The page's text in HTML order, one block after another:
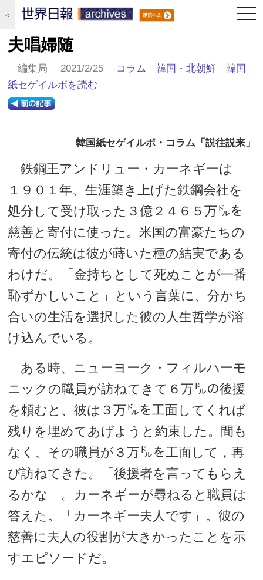
＜
夫唱婦随
編集局 2021/2/25 コラム ｜韓国・北朝鮮 ｜韓国
紙セゲイルボを読む
韓国紙セゲイルボ・コラム「説往説来」
鉄鋼王アンドリュー・カーネギーは
１９０１年、生涯築き上げた鉄鋼会社を
処分して受け取った３億２４６５万㌦を
慈善と寄付に使った。米国の富豪たちの
寄付の伝統は彼が蒔いた種の結実である
わけだ。「金持ちとして死ぬことが一番
恥ずかしいこと」という言葉に、分かち
合いの生活を選択した彼の人生哲学が溶
け込んでいる。
ある時、ニューヨーク・フィルハーモ
ニックの職員が訪ねてきて６万㌦の後援
を頼むと、彼は３万㌦を工面してくれば
残りを埋めてあげようと約束した。間も
なく、その職員が３万㌦を工面して，再
び訪ねてきた。「後援者を言ってもらえ
るかな」。カーネギーが尋ねると職員は
答えた。「カーネギー夫人です」。彼の
慈善に夫人の役割が大きかったことを示
すエピソードだ。